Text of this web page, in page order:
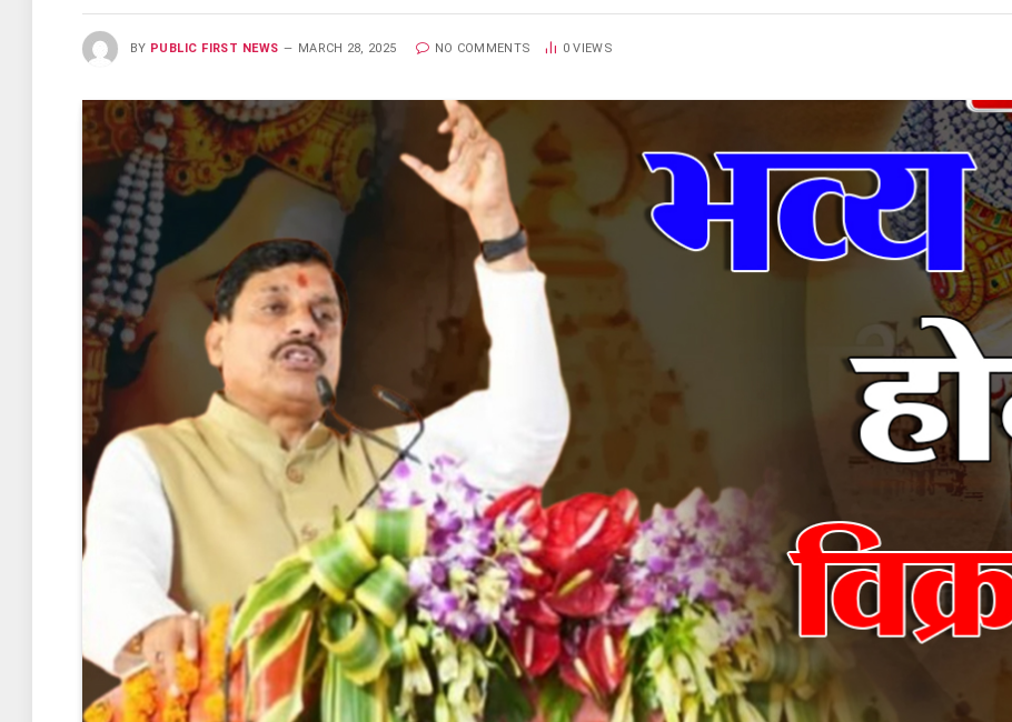
BY PUBLIC FIRST NEWS MARCH 28, 2025 NO COMMENTS 0VIEWS